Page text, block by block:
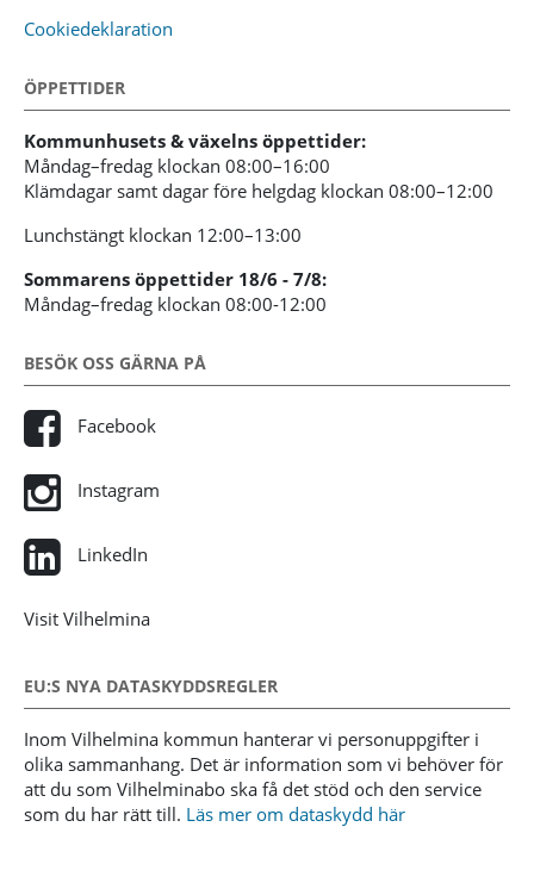
Cookiedeklaration
ÖPPETTIDER
Kommunhusets & växelns öppettider:
Måndag–fredag klockan 08:00–16:00
Klämdagar samt dagar före helgdag klockan 08:00–12:00
Lunchstängt klockan 12:00–13:00
Sommarens öppettider 18/6 - 7/8:
Måndag–fredag klockan 08:00-12:00
BESÖK OSS GÄRNA PÅ
Facebook
Instagram
LinkedIn
Visit Vilhelmina
EU:S NYA DATASKYDDSREGLER
Inom Vilhelmina kommun hanterar vi personuppgifter i
olika sammanhang. Det är information som vi behöver för
att du som Vilhelminabo ska få det stöd och den service
som du har rätt till. Läs mer om dataskydd här